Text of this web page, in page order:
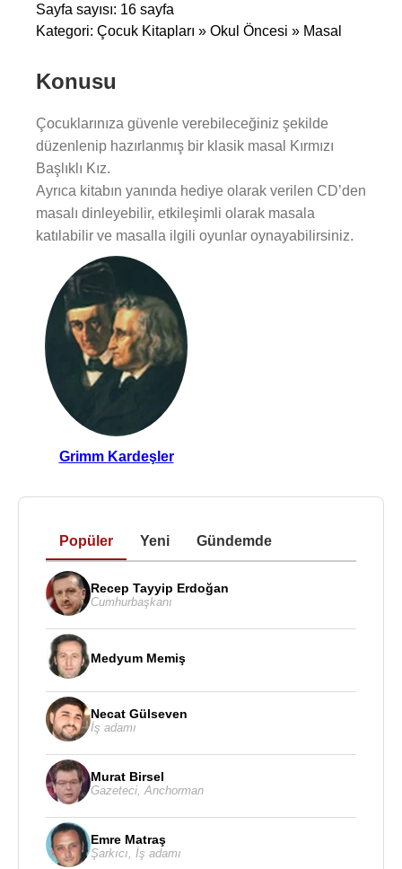
Sayfa sayısı: 16 sayfa
Kategori: Çocuk Kitapları » Okul Öncesi » Masal
Konusu
Çocuklarınıza güvenle verebileceğiniz şekilde
düzenlenip hazırlanmış bir klasik masal Kırmızı
Başlıklı Kız.
Ayrıca kitabın yanında hediye olarak verilen CD’den
masalı dinleyebilir, etkileşimli olarak masala
katılabilir ve masalla ilgili oyunlar oynayabilirsiniz.
Grimm Kardeşler
Popüler Yeni Gündemde
Recep Tayyip Erdoğan
Cumhurbaşkanı
Medyum Memiş
Necat Gülseven
İş adamı
Murat Birsel
Gazeteci,Anchorman
Emre Matraş
Şarkıcı, İş adamı